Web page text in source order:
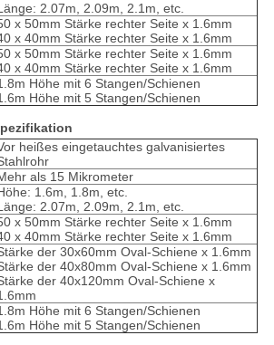
2.07m, 2.09m, 2.1m, etc.
x 50mm Stärke rechter Seite x 1.6mm
x 40mm Stärke rechter Seite x 1.6mm
x 50mm Stärke rechter Seite x 1.6mm
x 40mm Stärke rechter Seite x 1.6mm
Höhe mit 6 Stangen/Schienen
Höhe mit 5 Stangen/Schienen
heißes eingetauchtes galvanisiertes
als 15 Mikrometer
1.6m, 1.8m, etc.
2.07m, 2.09m, 2.1m, etc.
x 50mm Stärke rechter Seite x 1.6mm
x 40mm Stärke rechter Seite x 1.6mm
der 30x60mm Oval-Schiene x 1.6mm
der 40x80mm Oval-Schiene x 1.6mm
der 40x120mm Oval-Schiene x
Höhe mit 6 Stangen/Schienen
Höhe mit 5 Stangen/Schienen